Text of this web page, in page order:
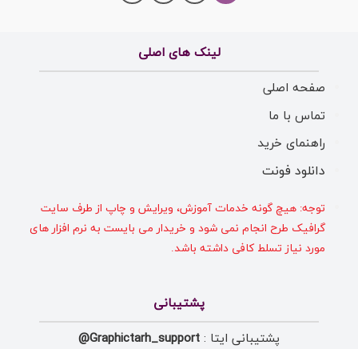
لینک های اصلی
صفحه اصلی
تماس با ما
راهنمای خرید
دانلود فونت
توجه: هیچ گونه خدمات آموزش، ویرایش و چاپ از طرف سایت
گرافیک طرح انجام نمی شود و خریدار می بایست به نرم افزار های
مورد نیاز تسلط کافی داشته باشد.
پشتیبانی
پشتیبانی ایتا : Graphictarh_support@